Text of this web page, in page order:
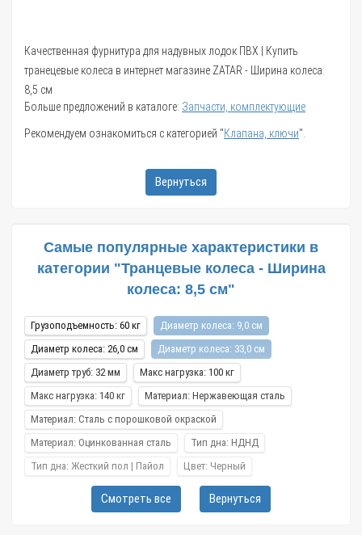
Качественная фурнитура для надувных лодок ПВХ | Купить
транецевые колеса в интернет магазине ZATAR - Ширина колеса:
8,5 см
Больше предложений в каталоге: Запчасти, комплектующие
Рекомендуем ознакомиться с категорией "Клапана, ключи".
Вернуться
Самые популярные характеристики в
категории "Транцевые колеса - Ширина
колеса: 8,5 см"
Грузоподъемность: 60 кг
Диаметр колеса: 9,0 см
Диаметр колеса: 26,0 см
Диаметр колеса: 33,0 см
Диаметр труб: 32 мм
Макс нагрузка: 100 кг
Макс нагрузка: 140 кг
Материал: Нержавеющая сталь
Материал: Сталь с порошковой окраской
Материал: Оцинкованная сталь
Тип дна: НДНД
Тип дна: Жесткий пол | Пайол
Цвет: Черный
Высота: 14,0 см
Высота: 40,0 см
Высота: 46,0 см
Высота: 91,0 см
Длина: 29,0 см
Длина: 39,0 см
Смотреть все Вернуться